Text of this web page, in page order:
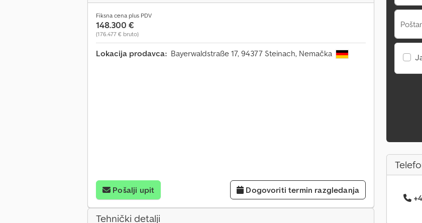
Fiksna cena plus PDV
148.300 €
(176.477 € bruto)
Lokacija prodavca: Bayerwaldstraße 17, 94377 Steinach, Nemačka
Pošalji upit Dogovoriti termin razgledanja
Tehnički detalji